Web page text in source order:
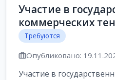
Участие в
коммерческих
Требуются
Опубликовано:
Участие в